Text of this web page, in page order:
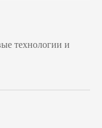
технологии и